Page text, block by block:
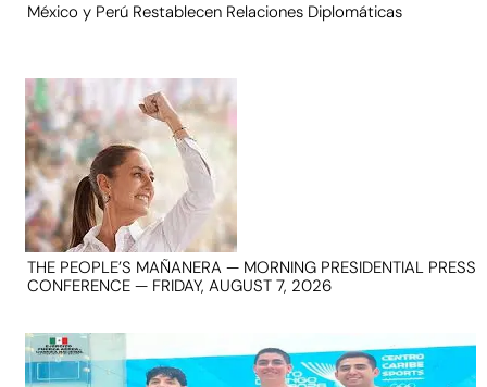
México y Perú Restablecen Relaciones Diplomáticas
THE PEOPLE’S MAÑANERA — MORNING PRESIDENTIAL PRESS
CONFERENCE — FRIDAY, AUGUST 7, 2026